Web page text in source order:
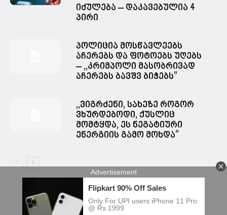
იძულება – დაკავებულია 4
პირი
პოლიცია მოსწავლეებს
აჩერებს და ფოტოებს უღებს
– ,,კრიმპოლი მასობრივად
აჩერებს ბავშვ ბიჭებს”
,,ვიგრძენი, სახეზე როგორ
ვხურდებოდი, ქუსლიც
მომტყდა, ეს ნეგატიური
ენერგიის გამო მოხდა”
© Spacesnews • სფეისნიუსი